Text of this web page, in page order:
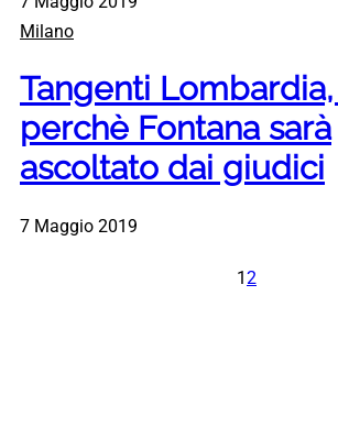
Milano
Tangenti
perchè Fontana sarà
ascoltato dai giudici
7 Maggio 2019
12